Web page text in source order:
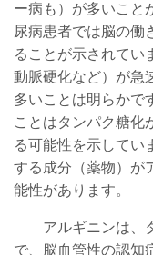
ー病も）が多いこと
尿病患者では脳の働
ることが示されてい
動脈硬化など）が急
多いことは明らかで
ことはタンパク糖化
る可能性を示してい
する成分（薬物）が
能性があります。
アルギニンは、タ
で、脳血管性の認知